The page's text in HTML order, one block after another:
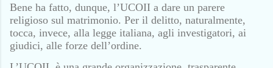
Bene ha fatto, dunque, l’UCOII a dare un parere
religioso sul matrimonio. Per il delitto, naturalmente,
tocca, invece, alla legge italiana, agli investigatori, ai
giudici, alle forze dell’ordine.